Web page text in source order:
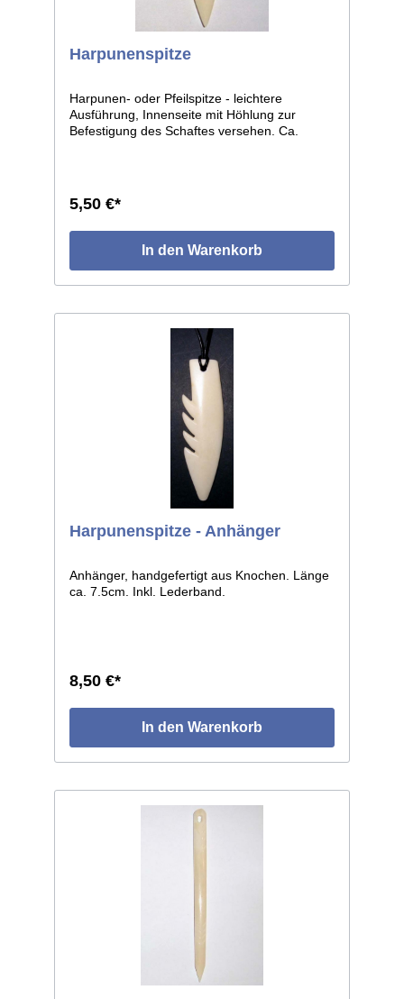
Harpunenspitze
Harpunen- oder Pfeilspitze - leichtere
Ausführung, Innenseite mit Höhlung zur
Befestigung des Schaftes versehen. Ca.
ähnliche, sogar weitgehend identische Typen
finden sich bei den Kulturen der europäischen
Frühzeit.
5,50 €*
In den Warenkorb
Harpunenspitze - Anhänger
Anhänger, handgefertigt aus Knochen. Länge
ca. 7.5cm. Inkl. Lederband.
8,50 €*
In den Warenkorb